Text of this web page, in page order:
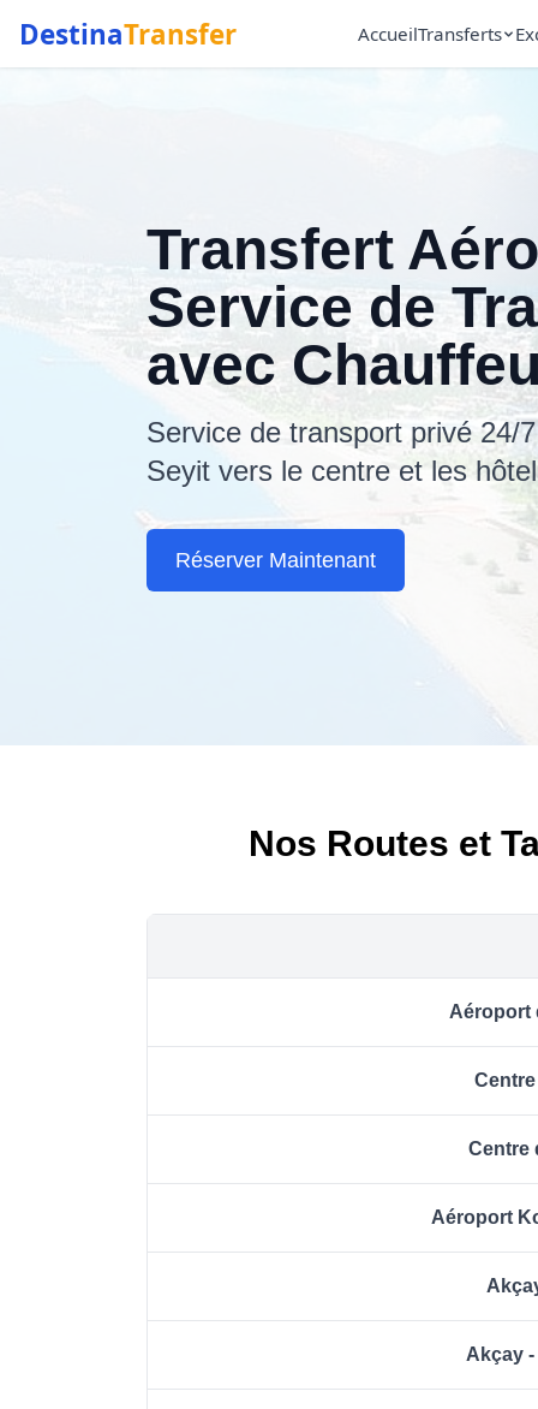
DestinaTransfer AccueilTransferts
Transfert
Service de
avec
Service de transport privé 24/
Seyit vers le centre et les
Réserver Maintenant
Nos Routes et
Aéroport
Centre
Aéroport
Akçay